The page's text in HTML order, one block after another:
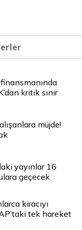
kritik sınır
müjde!
yayınlar 16
geçecek
kiracıyı
tek hareket